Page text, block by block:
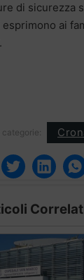
di sicurezza
esprimono ai